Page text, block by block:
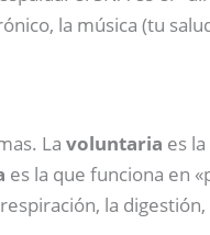
la música (tu
La voluntaria es
es la que funciona en
la